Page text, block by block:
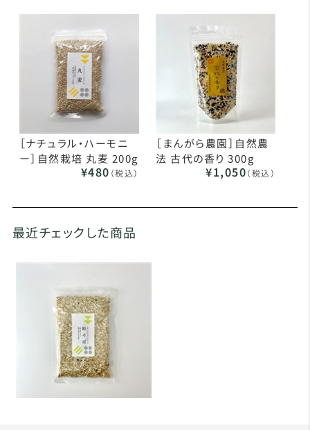
［ナチュラル・ハーモニ
ー］自然栽培 丸麦 200g
¥480 （税込）
［まんがら農園］自然農
法 古代の香り 300g
¥1,050（税込）
最近チェックした商品